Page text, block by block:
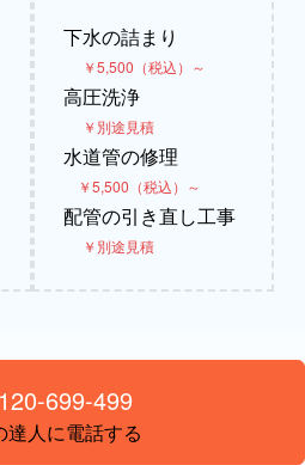
下水の詰まり
￥5,500（税込）～
高圧洗浄
￥別途見積
水道管の修理
￥5,500（税込）～
配管の引き直し工事
￥別途見積
699-499
達人に電話する